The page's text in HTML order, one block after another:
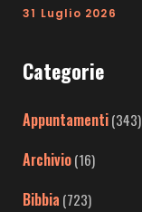
31 Luglio 2026
Categorie
Appuntamenti(343)
Archivio(16)
Bibbia (723)